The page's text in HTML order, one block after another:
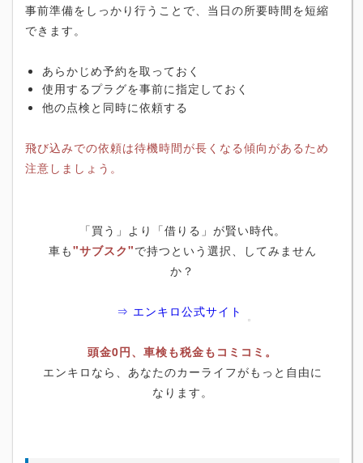
事前準備をしっかり行うことで、当日の所要時間を短縮
できます。
あらかじめ予約を取っておく
使用するプラグを事前に指定しておく
他の点検と同時に依頼する
飛び込みでの依頼は待機時間が長くなる傾向があるため
注意しましょう。
「買う」より「借りる」が賢い時代。
車も"サブスク"で持つという選択、してみません
か？
⇒ エンキロ公式サイト
頭金0円、車検も税金もコミコミ。
エンキロなら、あなたのカーライフがもっと自由に
なります。